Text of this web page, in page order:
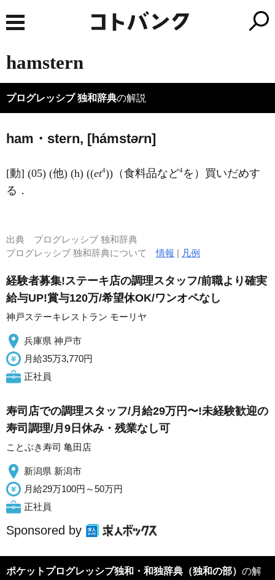
hamstern
プログレッシブ 独和辞典の解説
ham・stern, [hámstərn]
[動] (05) (他) (h) ((et4))（食料品など4を）買いだめす
る．
出典 プログレッシブ 独和辞典
プログレッシブ 独和辞典について情報 | 凡例
経験者募集!ステーキ店の調理スタッフ/前職より確実
給与UP!賞与120万/希望休OK/ワンオペなし
神戸ステーキレストラン モーリヤ
兵庫県 神戸市
月給35万3,770円
正社員
寿司店での調理スタッフ/月給29万円〜!未経験歓迎の
寿司調理/月9日休み・残業なし可
ことぶき寿司 亀田店
新潟県 新潟市
月給29万100円～50万円
正社員
Sponsored by
ポケットプログレッシブ独和・和独辞典（独和の部） の解